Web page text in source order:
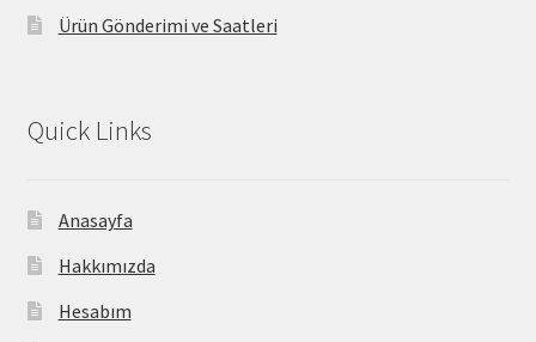
Ürün Gönderimi ve Saatleri
Quick Links
Anasayfa
Hakkımızda
Hesabım